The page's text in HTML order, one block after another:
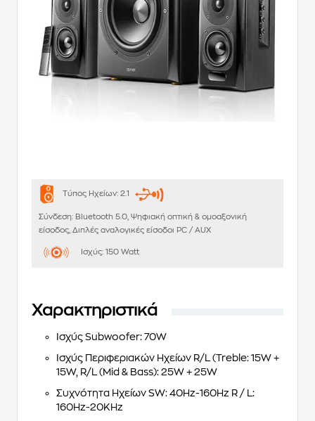
Τύπος Ηχείων: 2.1
Σύνδεση: Bluetooth 5.0, Ψηφιακή οπτική & ομοαξονική
είσοδος, Διπλές αναλογικές είσοδοι PC / AUX
Ισχύς: 150 Watt
Χαρακτηριστικά
Ισχύς Subwoofer: 70W
Ισχύς Περιφεριακών Ηχείων R/L (Treble: 15W +
15W, R/L (Mid & Bass): 25W + 25W
Συχνότητα Ηχείων SW: 40Hz-160Hz R / L:
160Hz-20KHz